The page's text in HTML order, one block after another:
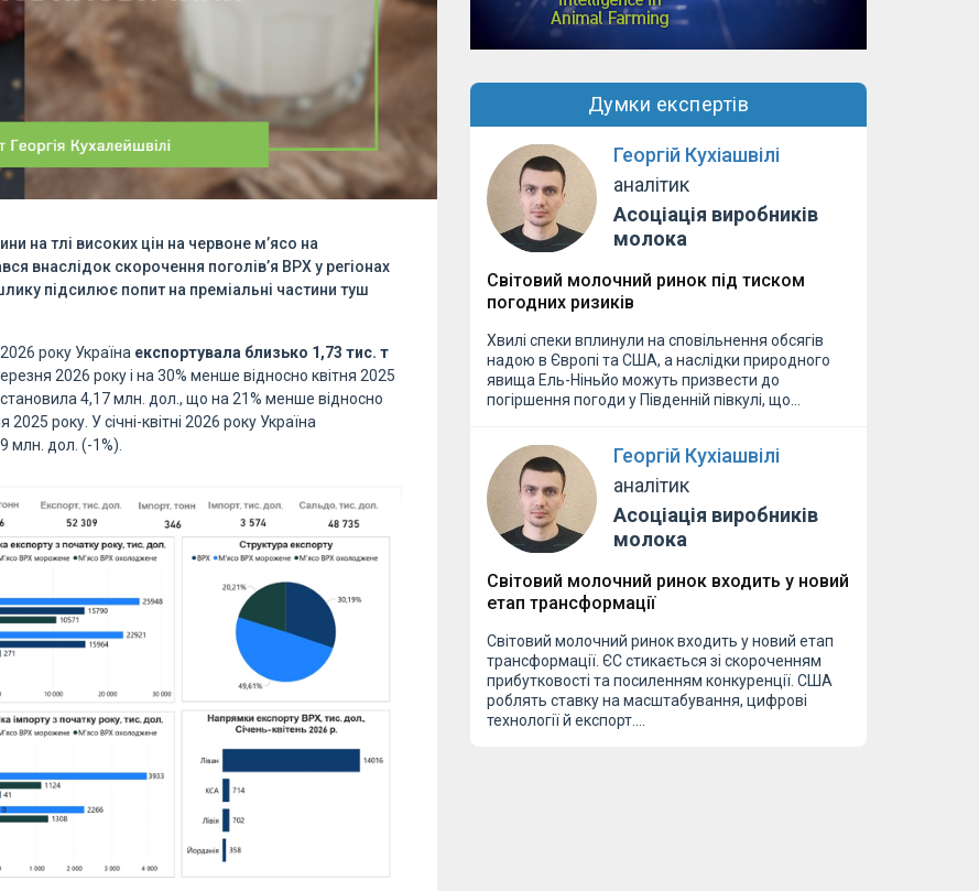
Думки експертів
Георгій Кухіашвілі
аналітик
Асоціація виробників
молока
Світовий молочний ринок під тиском
погодних ризиків
Хвилі спеки вплинули на сповільнення обсягів
надою в Європі та США, а наслідки природного
явища Ель-Ніньйо можуть призвести до
погіршення погоди у Південній півкулі, що…
Георгій Кухіашвілі
аналітик
Асоціація виробників
молока
Світовий молочний ринок входить у новий
етап трансформації
Світовий молочний ринок входить у новий етап
трансформації. ЄС стикається зі скороченням
прибутковості та посиленням конкуренції. США
роблять ставку на масштабування, цифрові
технології й експорт.…
на тлі високих цін на червоне м’ясо на
внаслідок скорочення поголів’я ВРХ у регіонах
підсилює попит на преміальні частини туш
2026 року Україна експортувала близько 1,73 тис. т
2026 року і на 30% менше відносно квітня 2025
4,17 млн. дол., що на 21% менше відносно
року. У січні-квітні 2026 року Україна
млн. дол. (-1%).